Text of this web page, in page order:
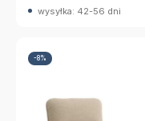
wysyłka: 42-56 dni
-8%